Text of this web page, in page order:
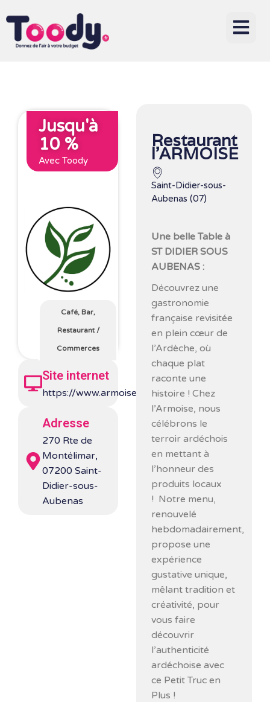
Jusqu'à
10 %
Avec Toody
Café, Bar,
Restaurant/
Commerces
Site internet
https://www.armoise07.fr/
Adresse
270 Rte de
Montélimar,
07200 Saint-
Didier-sous-
Aubenas
Restaurant
l’ARMOISE
Saint-Didier-sous-
Aubenas (07)
Une belle Table à
ST DIDIER SOUS
AUBENAS :
Découvrez une
gastronomie
française revisitée
en plein cœur de
l’Ardèche, où
chaque plat
raconte une
histoire ! Chez
l’Armoise, nous
célébrons le
terroir ardéchois
en mettant à
l’honneur des
produits locaux
! Notre menu,
renouvelé
hebdomadairement,
propose une
expérience
gustative unique,
mêlant tradition et
créativité, pour
vous faire
découvrir
l’authenticité
ardéchoise avec
ce Petit Truc en
Plus !